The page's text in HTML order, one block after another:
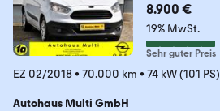
8.900 €
19% MwSt.
Sehr guter Preis
EZ 02/2018• 70.000 km • 74 kW (101 PS)
Autohaus Multi GmbH